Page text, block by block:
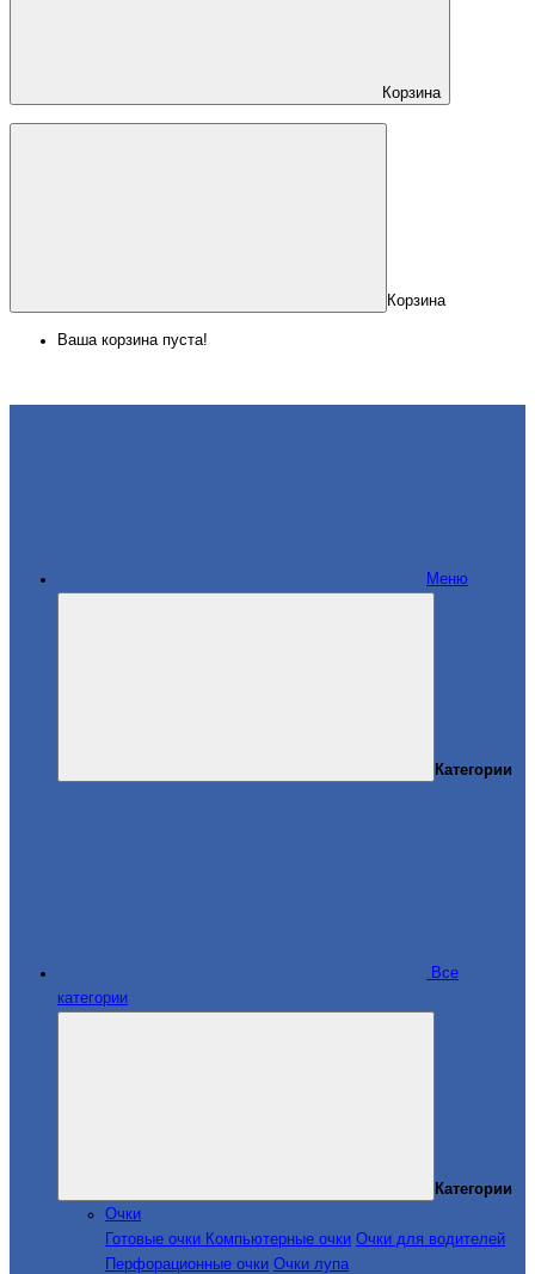
Корзина
Корзина
Ваша корзина пуста!
Меню
Категории
Все
категории
Категории
Очки
Готовые очки Компьютерные очки Очки для водителей
Перфорационные очки Очки лупа